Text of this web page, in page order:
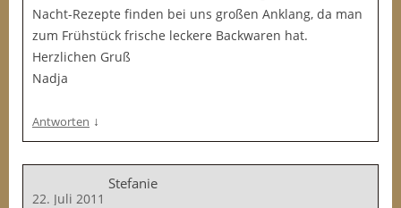
Nacht-Rezepte finden bei uns großen Anklang, da man
zum Frühstück frische leckere Backwaren hat.
Herzlichen Gruß
Nadja
Antworten ↓
Stefanie
22. Juli 2011